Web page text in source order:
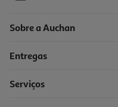
Sobre a Auchan
Entregas
Serviços